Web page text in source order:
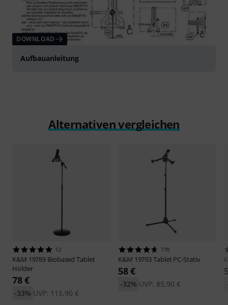
DOWNLOAD
Aufbauanleitung
Alternativen vergleichen
12
K&M 19789 Biobased Tablet
Holder
78 €
UVP: 115,90 €
-33%
770
K&M 19793 Tablet PC-Stativ
58 €
UVP: 85,90 €
-32%